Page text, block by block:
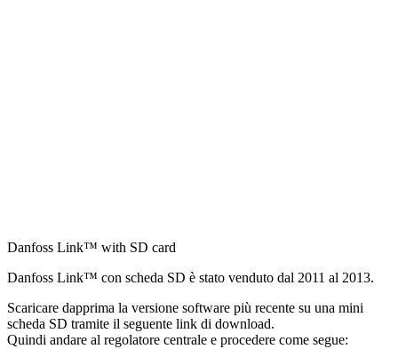
Danfoss Link™ with SD card
Danfoss Link™ con scheda SD è stato venduto dal 2011 al 2013.
Scaricare dapprima la versione software più recente su una mini
scheda SD tramite il seguente link di download.
Quindi andare al regolatore centrale e procedere come segue: